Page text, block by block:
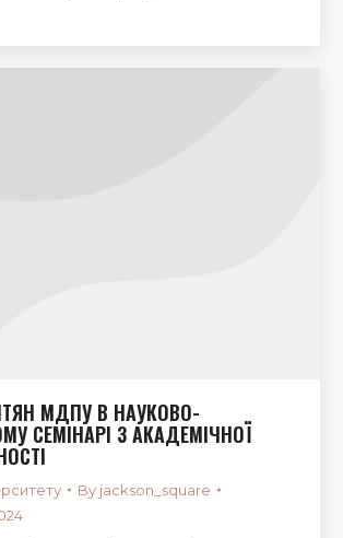
МДПУ В НАУКОВО-
СЕМІНАРІ З АКАДЕМІЧНОЇ
By jackson_square